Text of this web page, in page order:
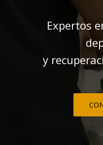
Expertos
y